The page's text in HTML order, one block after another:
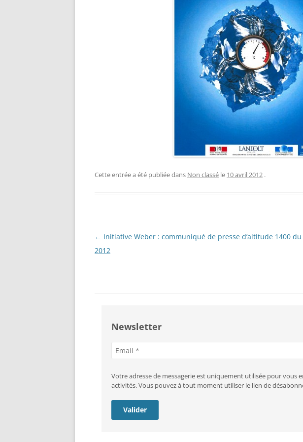
Cette entrée a été publiée dans Non classé le 10 avril 2012 .
Navigation
des
← Initiative Weber : communiqué de presse d’altitude 1400 du
2012
Newsletter
Adresse
mail
Votre adresse de messagerie est uniquement utilisée pour
activités. Vous pouvez à tout moment utiliser le lien de